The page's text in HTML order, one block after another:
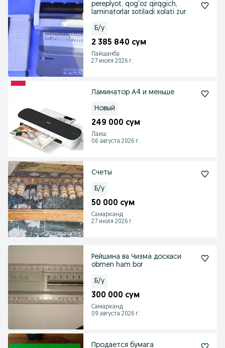
pereplyot, qog'oz qirqgich,
laminatorlar sotiladi xolati zur
Б/у
2 385 840 сум
Пайшанба
27 июля 2026 г.
Ламинатор А4 и меньше
Новый
249 000 сум
Лаиш
06 августа 2026 г.
Счеты
Б/у
50 000 сум
Самарканд
27 июля 2026 г.
Рейшина ва Чизма доскаси
obmen ham bor
Б/у
300 000 сум
Самарканд
09 августа 2026 г.
Продается бумага